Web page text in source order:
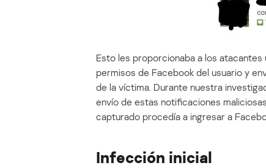
Esto les proporcionaba a los
permisos de Facebook del usuario y
de la víctima. Durante nuestra
envío de estas notificaciones
capturado procedía a ingresar a
Infección inicial